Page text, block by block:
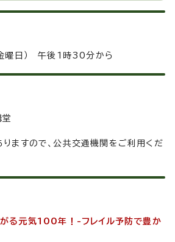
曜日） 午後1時30分から
りますので、公共交通機関をご利用くだ
がる元気100年！-フレイル予防で豊か